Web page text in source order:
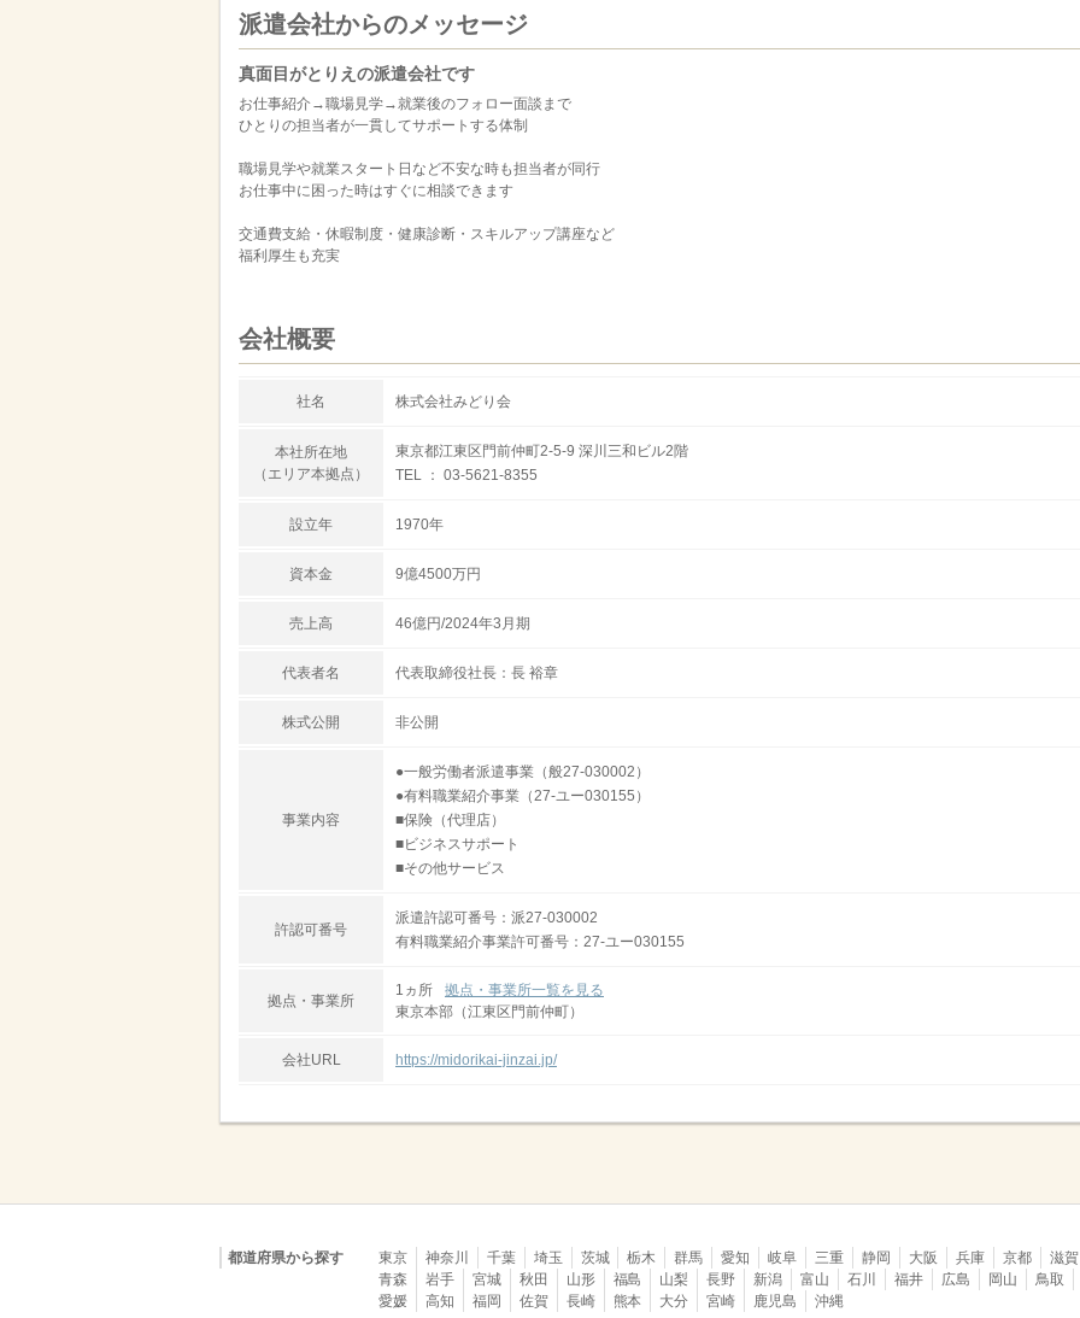
派遣会社からのメッセージ
真面目がとりえの派遣会社です
お仕事紹介→職場見学→就業後のフォロー面談まで
ひとりの担当者が一貫してサポートする体制
職場見学や就業スタート日など不安な時も担当者が同行
お仕事中に困った時はすぐに相談できます
交通費支給・休暇制度・健康診断・スキルアップ講座など
福利厚生も充実
会社概要
社名 株式会社みどり会
本社所在地
（エリア本拠点）
東京都江東区門前仲町2-5-9 深川三和ビル2階
TEL ： 03-5621-8355
設立年 1970年
資本金 9億4500万円
売上高 46億円/2024年3月期
代表者名 代表取締役社長：長 裕章
株式公開 非公開
事業内容
●一般労働者派遣事業（般27-030002）
●有料職業紹介事業（27-ユー030155）
■保険（代理店）
■ビジネスサポート
■その他サービス
許認可番号
派遣許認可番号：派27-030002
有料職業紹介事業許可番号：27-ユー030155
拠点・事業所
1ヵ所
拠点・事業所一覧を見る
東京本部（江東区門前仲町）
会社URL https://midorikai-jinzai.jp/
都道府県から探す 東京 神奈川 千葉 埼玉 茨城 栃木 群馬 愛知 岐阜 三重 静岡 大阪 兵庫 京都
滋賀
青森
岩手 宮城 秋田 山形 福島 山梨 長野 新潟 富山 石川 福井 広島 岡山
鳥取
愛媛
高知 福岡 佐賀 長崎 熊本 大分 宮崎 鹿児島 沖縄